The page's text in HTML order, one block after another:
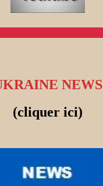
NEWS
(cliquer ici)